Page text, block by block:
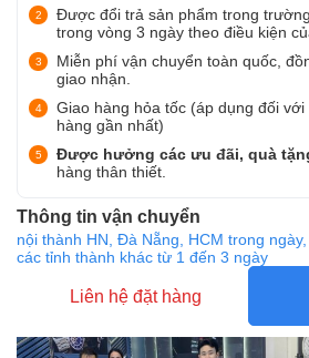
Được đổi trả sản phẩm trong
trong vòng 3 ngày theo điều kiện
Miễn phí vận chuyển toàn quốc,
giao nhận.
Giao hàng hỏa tốc (áp dụng đối
hàng gần nhất)
Được hưởng các ưu đãi, quà
hàng thân thiết.
Thông tin vận chuyển
nội thành HN, Đà Nẵng, HCM trong ngày,
các tỉnh thành khác từ 1 đến 3 ngày
Liên hệ đặt hàng